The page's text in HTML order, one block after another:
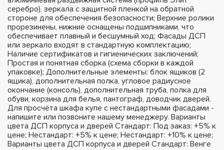
серебро), зеркала с защитной пленкой на обратной
стороне для обеспечения безопасности; Верхние ролики
прорезинены, нижние оснащены подшипниками, что
обеспечивает плавный и бесшумный ход; Фасады ДСП
или зеркало входят в стандартную комплектацию;
Наличие сертификатов и гигиенических заключений;
Простая и понятная сборка (схема сборки в каждой
упаковке); Дополнительные элементы: блок ящиков (2
ящика), дополнительная полка, угловое радиусное
окончание (консоль), дополнительная труба, полка для
обуви, корзина для белья, пантограф, доводчик дверей.
Для просчёта шкафа купе с нестандартными фасадами -
напишите или позвоните нашему менеджеру. Варианты
цвета ДСП корпуса и дверей Стандарт: Под заказ: +5% к
цене; Нестандарт: +5% к цене; Нестандарт: +10% к цене;
Варианты цвета ДСП корпуса и дверей Стандарт: Венге